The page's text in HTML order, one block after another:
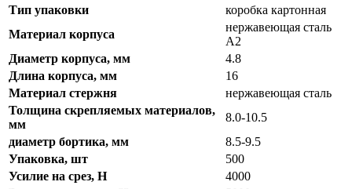
Тип упаковки
коробка картонная
Материал корпуса
нержавеющая сталь
А2
Диаметр корпуса, мм
4.8
Длина корпуса, мм
16
Материал стержня
нержавеющая сталь
Толщина скрепляемых материалов,
мм
8.0-10.5
диаметр бортика, мм
8.5-9.5
Упаковка, шт
500
Усилие на срез, Н
4000